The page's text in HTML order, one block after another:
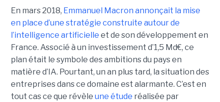
En mars 2018, Emmanuel Macron annonçait la mise
en place d’une stratégie construite autour de
l’intelligence artificielle et de son développement en
France. Associé à un investissement d’1,5 Md€, ce
plan était le symbole des ambitions du pays en
matière d’IA. Pourtant, un an plus tard, la situation des
entreprises dans ce domaine est alarmante. C’est en
tout cas ce que révèle une étude réalisée par